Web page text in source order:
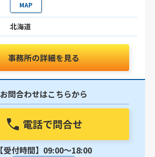
MAP
北海道
事務所の詳細を見る
お問合わせはこちらから
電話で問合せ
【受付時間】09:00〜18:00